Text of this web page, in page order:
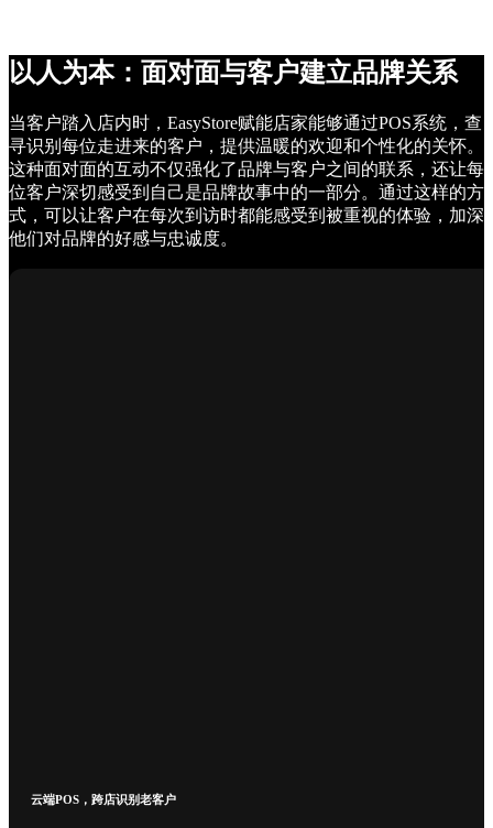
以人为本：面对面与客户建立品牌关系
当客户踏入店内时，EasyStore赋能店家能够通过POS系统，查
寻识别每位走进来的客户，提供温暖的欢迎和个性化的关怀。
这种面对面的互动不仅强化了品牌与客户之间的联系，还让每
位客户深切感受到自己是品牌故事中的一部分。通过这样的方
式，可以让客户在每次到访时都能感受到被重视的体验，加深
他们对品牌的好感与忠诚度。
云端POS，跨店识别老客户